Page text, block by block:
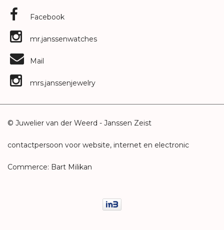
Facebook
mr.janssenwatches
Mail
mrs.janssenjewelry
© Juwelier van der Weerd - Janssen Zeist
contactpersoon voor website, internet en electronic
Commerce: Bart Milikan